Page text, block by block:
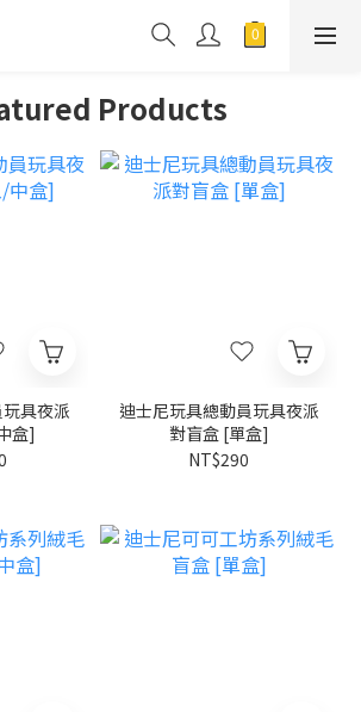
Products
具夜派
盒]
迪士尼玩具總動員玩具夜派
對盲盒 [單盒]
NT$290